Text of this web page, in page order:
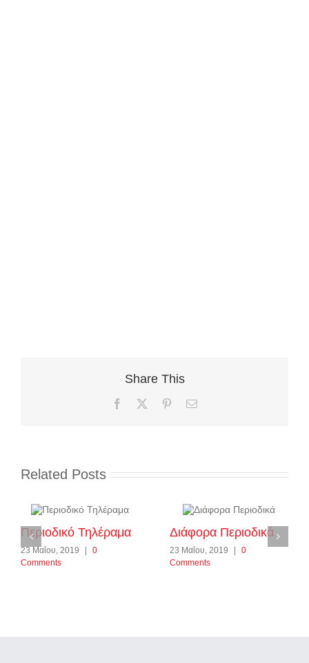
Share This
Facebook PinterestEmail
Related Posts
Περιοδικό Τηλέραμα
23 Μαΐου, 2019 |
0
Comments
Διάφορα Περιοδικά
23 Μαΐου, 2019 |
0
Comments